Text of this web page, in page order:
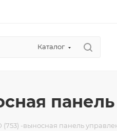
Каталог
(753) -выносная панель